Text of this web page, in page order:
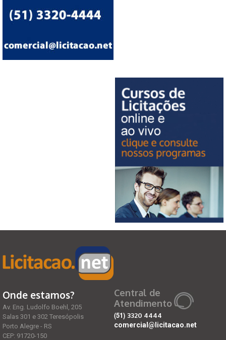
Onde estamos?
Av. Eng. Ludolfo Boehl, 205
Salas 301 e 302 Teresópolis
Porto Alegre - RS
CEP: 91720-150
Central de
Atendimento
(51) 3320 4444
comercial@licitacao.net